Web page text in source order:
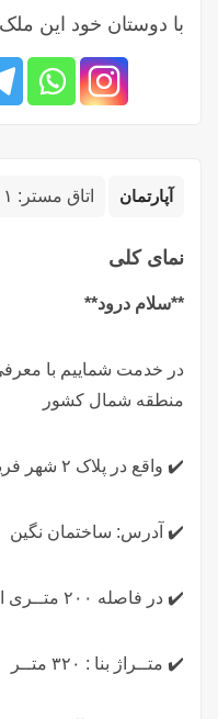
آپارتمان اتاق مستر: ۱
نمای کلی
**سلام درود**
در خدمت شماییم با
منطقه شمال کشور
✔️ واقع در پلاک ۲ شهر فریدونکنــار
✔️ آدرس: ساختمان نگین
✔️ در فاصله ۲۰۰ متــری از دریا
✔️ متــراژ بنا : ۳۲۰ متــر
با دوستان خود این